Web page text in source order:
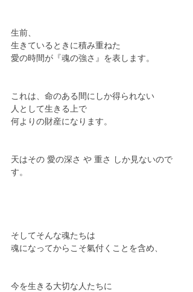
生前、
生きているときに積み重ねた
愛の時間が『魂の強さ』を表します。
これは、命のある間にしか得られない
人として生きる上で
何よりの財産になります。
天はその 愛の深さ や 重さ しか見ないので
す。
そしてそんな魂たちは
魂になってからこそ氣付くことを含め、
今を生きる大切な人たちに